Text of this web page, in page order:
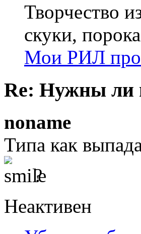
Творчество
скуки,
Мои РИЛ
Re: Нужны ли
noname
Типа как
?
Неактивен